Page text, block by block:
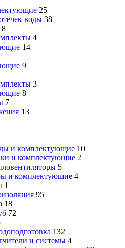
25
воды 38
4
14
9
3
8
7
13
и комплектующие 10
и комплектующие 2
5
и комплектующие 4
1
95
18
72
132
и системы 4